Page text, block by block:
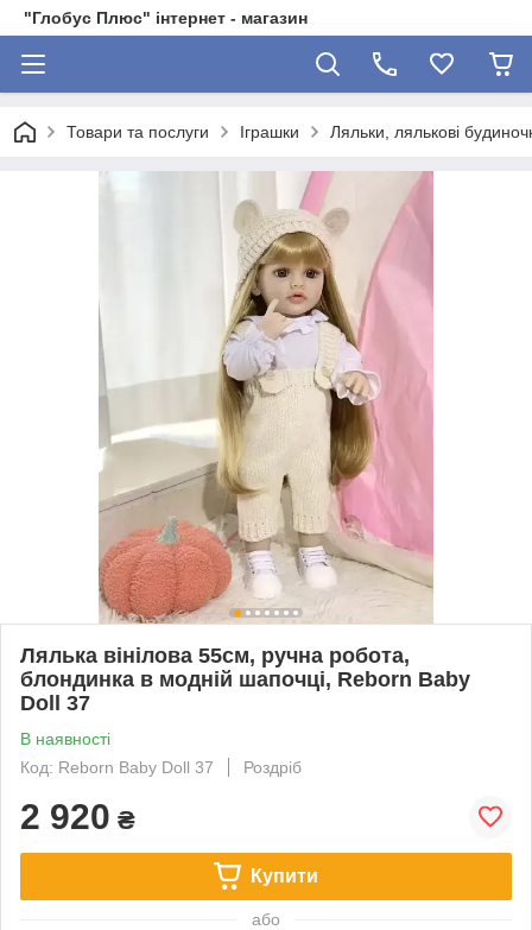
"Глобус Плюс" інтернет - магазин
Товари та послуги Іграшки Ляльки, лялькові
Лялька вінілова 55см, ручна робота,
блондинка в модній шапочці, Reborn Baby
Doll 37
В наявності
Код: Reborn Baby Doll 37
Роздріб
2 920 ₴
Купити
або